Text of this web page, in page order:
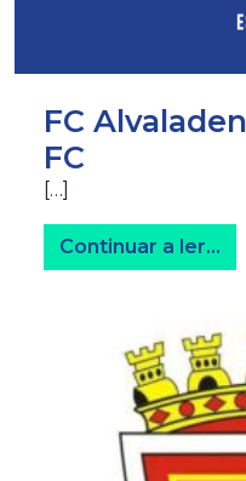
FC
FC
[…]
Continuar a ler…